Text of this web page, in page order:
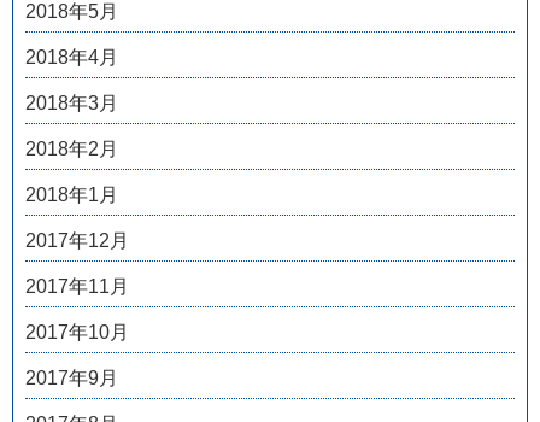
2018年5月
2018年4月
2018年3月
2018年2月
2018年1月
2017年12月
2017年11月
2017年10月
2017年9月